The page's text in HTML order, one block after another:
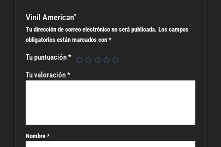
Vinil American”
Tu dirección de correo electrónico no será publicada. Los campos
obligatorios están marcados con*
Tu puntuación*
Tu valoración*
Nombre*